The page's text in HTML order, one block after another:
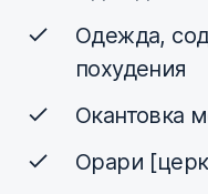
Одежда,
похудения
Окантовка
Орари